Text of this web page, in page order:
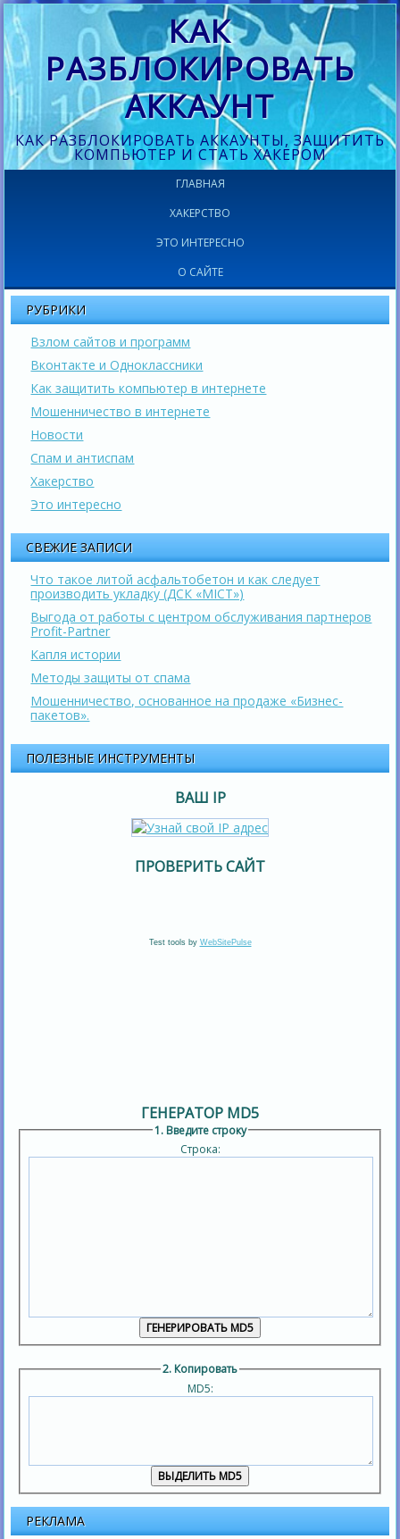
КАК
РАЗБЛОКИРОВАТЬ
АККАУНТ
КАК РАЗБЛОКИРОВАТЬ АККАУНТЫ, ЗАЩИТИТЬ
КОМПЬЮТЕР И СТАТЬ ХАКЕРОМ
ГЛАВНАЯ
ХАКЕРСТВО
ЭТО ИНТЕРЕСНО
О САЙТЕ
РУБРИКИ
Взлом сайтов и программ
Вконтакте и Одноклассники
Как защитить компьютер в интернете
Мошенничество в интернете
Новости
Спам и антиспам
Хакерство
Это интересно
СВЕЖИЕ ЗАПИСИ
Что такое литой асфальтобетон и как следует
производить укладку (ДСК «МІСТ»)
Выгода от работы с центром обслуживания партнеров
Profit-Partner
Капля истории
Методы защиты от спама
Мошенничество, основанное на продаже «Бизнес-
пакетов».
ПОЛЕЗНЫЕ ИНСТРУМЕНТЫ
ВАШ IP
ПРОВЕРИТЬ САЙТ
Test tools by WebSitePulse
ГЕНЕРАТОР MD5
1. Введите строку
Строка:
2. Копировать
MD5:
РЕКЛАМА